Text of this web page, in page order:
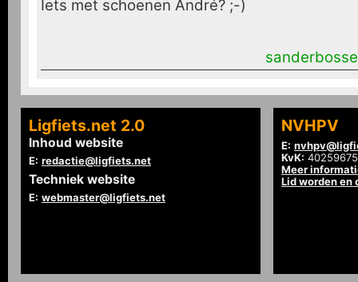
Iets met schoenen André? ;-)
sanderbosse
Ligfiets.net 2.0
Inhoud website
E: redactie@ligfiets.net
Techniek website
E: webmaster@ligfiets.net
NVHPV
E:
KvK: 40259675
Meer
Lid worden en